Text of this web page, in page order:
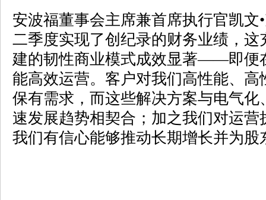
安波福董事会主席兼首席执行官凯文
二季度实现了创纪录的财务业绩，
建的韧性商业模式成效显著——即便
能高效运营。客户对我们高性能、
保有需求，而这些解决方案与电气
速发展趋势相契合；加之我们对运
我们有信心能够推动长期增长并为股